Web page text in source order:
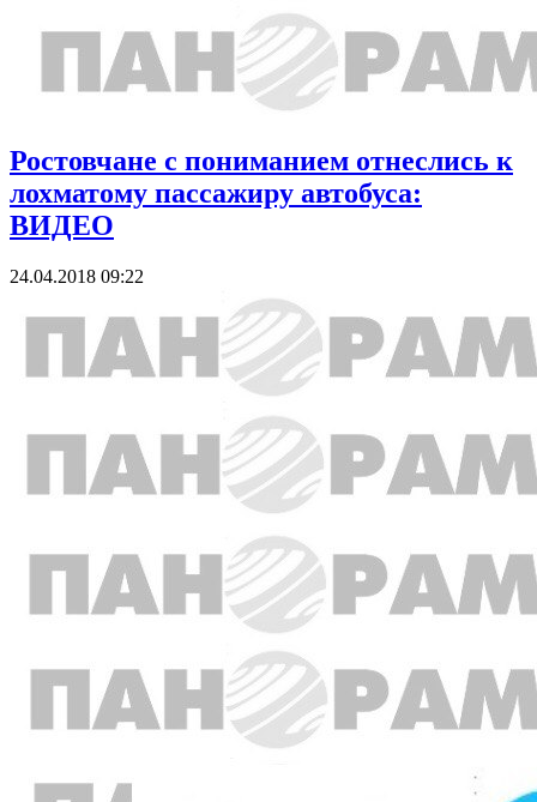
Ростовчане с пониманием отнеслись к
лохматому пассажиру автобуса:
ВИДЕО
24.04.2018 09:22